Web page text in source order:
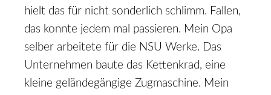
hielt das für nicht sonderlich schlimm. Fallen,
das konnte jedem mal passieren. Mein Opa
selber arbeitete für die NSU Werke. Das
Unternehmen baute das Kettenkrad, eine
kleine geländegängige Zugmaschine. Mein